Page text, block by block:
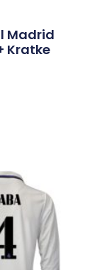
Madrid
Kratke